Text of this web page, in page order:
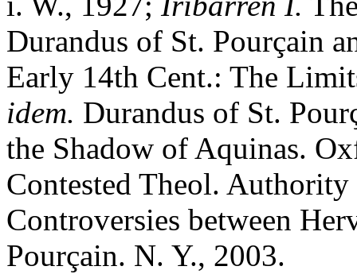
Durandus of St. Pourçain
Early 14th Cent.: The
idem. Durandus of St.
the Shadow of Aquinas.
Contested Theol.
Controversies between
Pourçain. N. Y., 2003.